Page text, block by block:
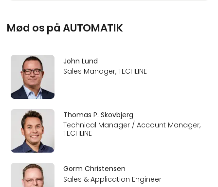
Mød os på AUTOMATIK
John Lund
Sales Manager, TECHLINE
Thomas P. Skovbjerg
Technical Manager / Account Manager,
TECHLINE
Gorm Christensen
Sales & Application Engineer